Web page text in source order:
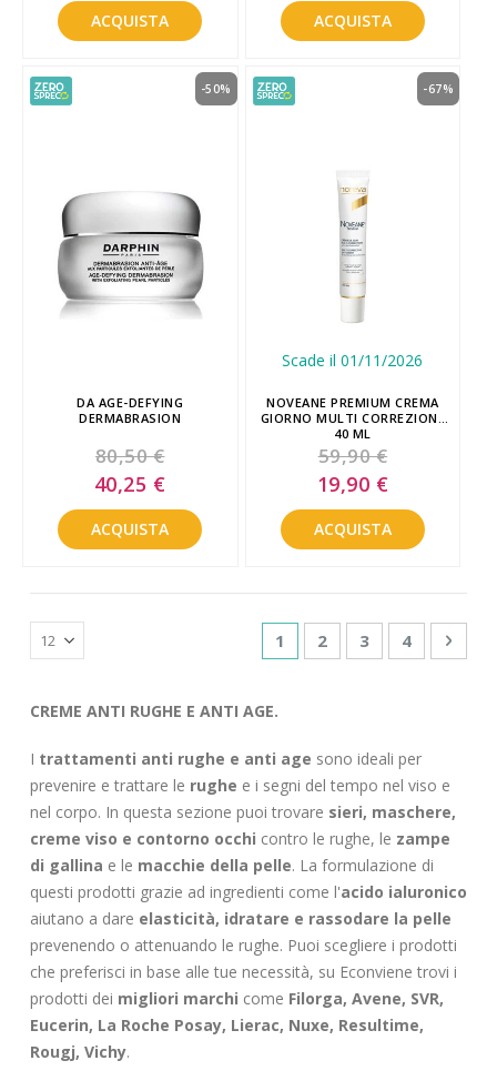
ACQUISTA ACQUISTA
DA AGE-DEFYING
DERMABRASION
80,50 €
-50%
Special
Price
40,25 €
ACQUISTA
Scade il 01/11/2026
NOVEANE PREMIUM CREMA
GIORNO MULTI CORREZIONE
40 ML
59,90 €
-67%
Special
Price
19,90 €
ACQUISTA
Pagina
Attualmente stai
1 Pagina
2 Pagina
3 Pagina
4
CREME ANTI RUGHE E ANTI AGE.
I trattamenti anti rughe e anti age sono ideali per
prevenire e trattare le rughe e i segni del tempo nel viso e
nel corpo. In questa sezione puoi trovare sieri, maschere,
creme viso e contorno occhi contro le rughe, le zampe
di gallina e le macchie della pelle. La formulazione di
questi prodotti grazie ad ingredienti come l'acido ialuronico
aiutano a dare elasticità, idratare e rassodare la pelle
prevenendo o attenuando le rughe. Puoi scegliere i prodotti
che preferisci in base alle tue necessità, su Econviene trovi i
prodotti dei migliori marchi come Filorga, Avene, SVR,
Eucerin, La Roche Posay, Lierac, Nuxe, Resultime,
Rougj, Vichy.